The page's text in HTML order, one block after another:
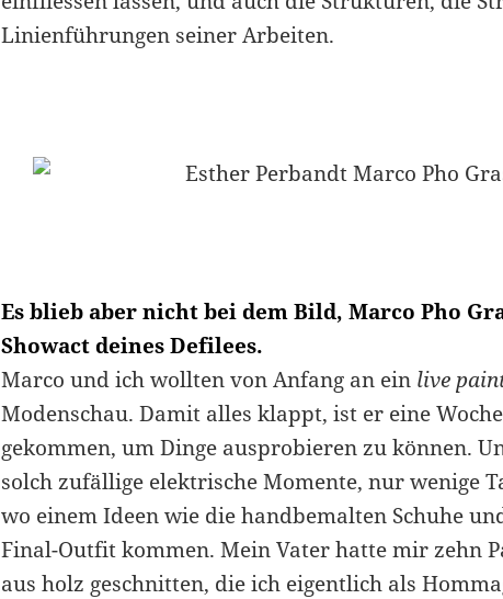
Linienführungen seiner Arbeiten.
Es blieb aber nicht bei dem Bild, Marco Pho
Showact deines Defilees.
Marco und ich wollten von Anfang an ein live
Modenschau. Damit alles klappt, ist er eine
gekommen, um Dinge ausprobieren zu können.
solch zufällige elektrische Momente, nur wenige
wo einem Ideen wie die handbemalten Schuhe
Final-Outfit kommen. Mein Vater hatte mir zehn
aus holz geschnitten, die ich eigentlich als